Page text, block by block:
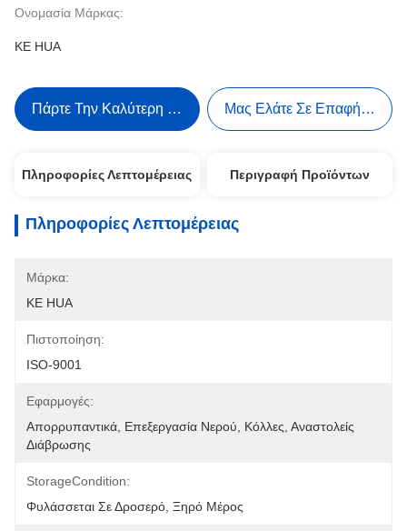
Ονομασία Μάρκας:
KE HUA
Πάρτε Την Καλύτερη Τιμή Μας Ελάτε Σε Επαφή Με
Πληροφορίες Λεπτομέρειας Περιγραφή Προϊόντων
Πληροφορίες Λεπτομέρειας
Μάρκα:
KE HUA
Πιστοποίηση:
ISO-9001
Εφαρμογές:
Απορρυπαντικά, Επεξεργασία Νερού, Κόλλες, Αναστολείς
Διάβρωσης
StorageCondition:
Φυλάσσεται Σε Δροσερό, Ξηρό Μέρος